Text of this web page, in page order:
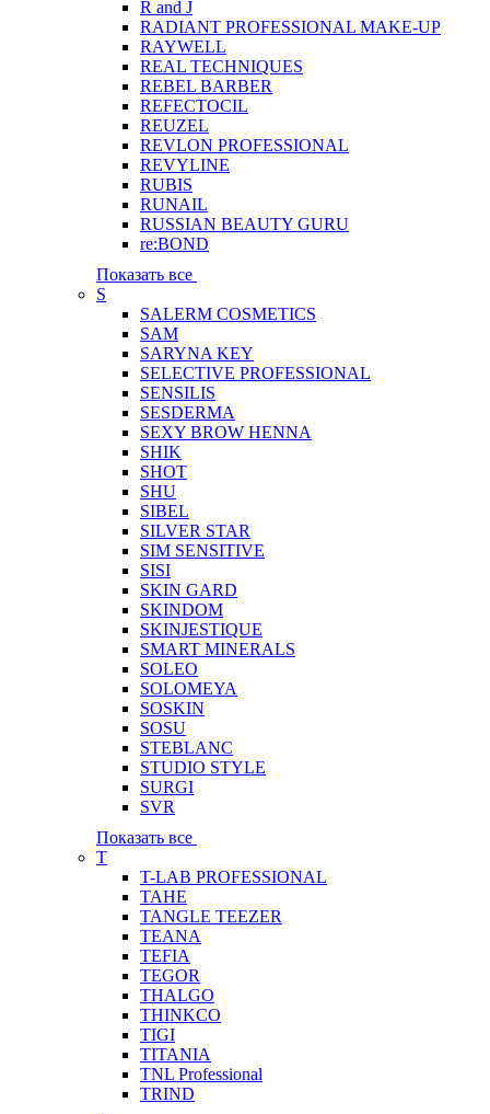
R and J
RADIANT PROFESSIONAL MAKE-UP
RAYWELL
REAL TECHNIQUES
REBEL BARBER
REFECTOCIL
REUZEL
REVLON PROFESSIONAL
REVYLINE
RUBIS
RUNAIL
RUSSIAN BEAUTY GURU
re:BOND
Показать все
S
SALERM COSMETICS
SAM
SARYNA KEY
SELECTIVE PROFESSIONAL
SENSILIS
SESDERMA
SEXY BROW HENNA
SHIK
SHOT
SHU
SIBEL
SILVER STAR
SIM SENSITIVE
SISI
SKIN GARD
SKINDOM
SKINJESTIQUE
SMART MINERALS
SOLEO
SOLOMEYA
SOSKIN
SOSU
STEBLANC
STUDIO STYLE
SURGI
SVR
Показать все
T
T-LAB PROFESSIONAL
TAHE
TANGLE TEEZER
TEANA
TEFIA
TEGOR
THALGO
THINKCO
TIGI
TITANIA
TNL Professional
TRIND